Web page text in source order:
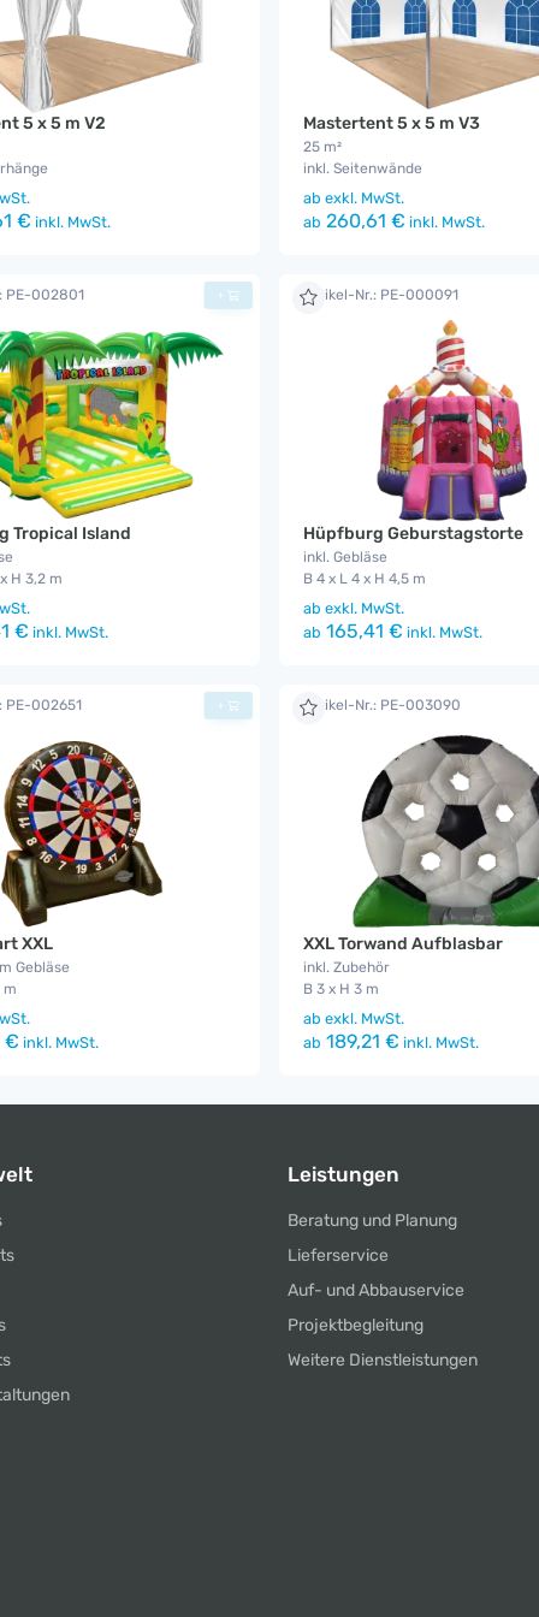
5 x 5 m V2
€ inkl. MwSt.
Mastertent 5 x 5 m V3
25 m²
inkl. Seitenwände
ab exkl. MwSt.
ab 260,61 € inkl. MwSt.
PE-002801
Tropical Island
H 3,2 m
€ inkl. MwSt.
+ Artikel-Nr.: PE-000091
Hüpfburg Geburstagstorte
inkl. Gebläse
B 4 x L 4 x H 4,5 m
ab exkl. MwSt.
ab 165,41 € inkl. MwSt.
PE-002651
XXL
Gebläse
m
€ inkl. MwSt.
+ Artikel-Nr.: PE-003090
XXL Torwand Aufblasbar
inkl. Zubehör
B 3 x H 3 m
ab exkl. MwSt.
ab 189,21 € inkl. MwSt.
Leistungen
Beratung und Planung
Lieferservice
Auf- und Abbauservice
Projektbegleitung
Weitere Dienstleistungen